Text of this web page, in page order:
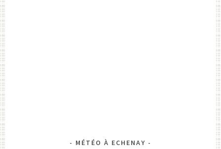
MÉTÉO À ECHENAY